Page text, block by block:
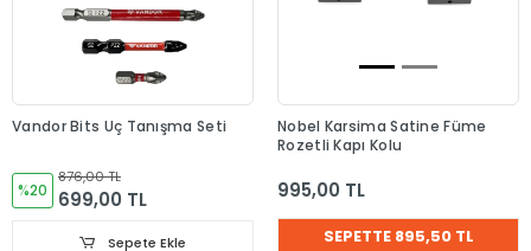
Vandor Bits Uç Tanışma Seti
%20
876,00 TL
699,00 TL
Sepete Ekle
Nobel Karsima Satine Füme
Rozetli Kapı Kolu
995,00 TL
SEPETTE 895,50 TL